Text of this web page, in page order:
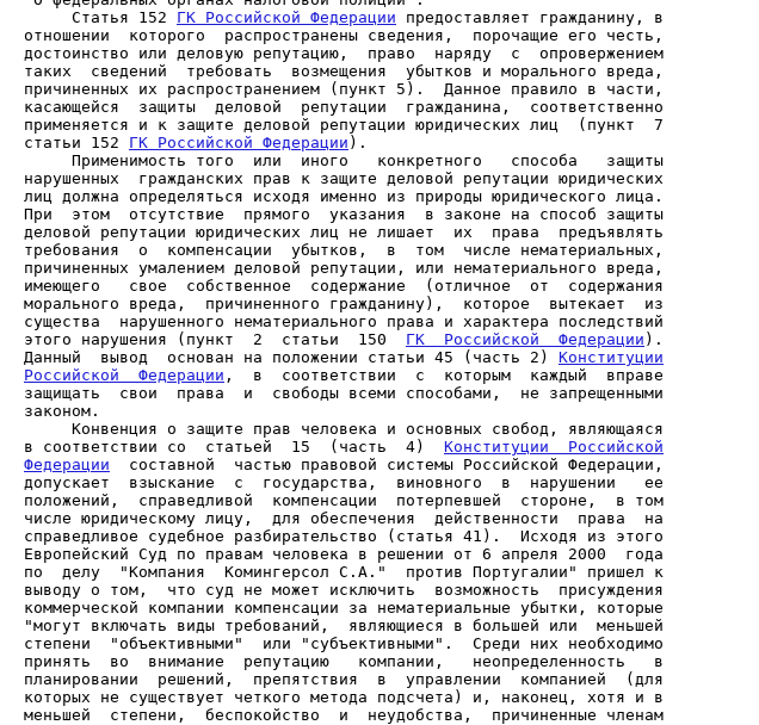
     Статья 152
ГК Российской Федерации предоставляет гражданину, в
отношении  которого  распространены сведения,  порочащие его честь,
достоинство или деловую репутацию,  право  наряду  с  опровержением
таких  сведений  требовать  возмещения  убытков и морального вреда,
причиненных их распространением (пункт 5).  Данное правило в части,
касающейся  защиты  деловой  репутации  гражданина,  соответственно
применяется и к защите деловой репутации юридических лиц  (пункт  7
статьи 152 ГК Российской Федерации
     Применимость того  или  иного   конкретного   способа   защиты
нарушенных  гражданских прав к защите деловой репутации юридических
лиц должна определяться исходя именно из природы юридического лица.
При  этом  отсутствие  прямого  указания  в законе на способ защиты
деловой репутации юридических лиц не лишает  их  права  предъявлять
требования  о  компенсации  убытков,  в  том  числе нематериальных,
причиненных умалением деловой репутации, или нематериального вреда,
имеющего   свое  собственное  содержание  (отличное  от  содержания
морального вреда,  причиненного гражданину),  которое  вытекает  из
существа  нарушенного нематериального права и характера последствий
этого нарушения (пункт  2  статьи  150 ГК  Российской  Федерации ).
Данный  вывод  основан на положении статьи 45 (часть 2) Конституции
Российской  Федерации ,  в  соответствии  с  которым  каждый  вправе
защищать  свои  права  и  свободы всеми способами,  не запрещенными
     Конвенция о защите прав человека и основных свобод, являющаяся
в соответствии со  статьей  15  (часть  4) Конституции  Российской
Федерации
  составной  частью правовой системы Российской Федерации,
допускает  взыскание  с  государства,  виновного  в  нарушении   ее
положений,  справедливой  компенсации  потерпевшей  стороне,  в том
числе юридическому лицу,  для обеспечения  действенности  права  на
справедливое судебное разбирательство (статья 41).  Исходя из этого
Европейский Суд по правам человека в решении от 6 апреля 2000  года
по  делу  "Компания  Комингерсол С.А."  против Португалии" пришел к
выводу о том,  что суд не может исключить  возможность  присуждения
коммерческой компании компенсации за нематериальные убытки, которые
"могут включать виды требований,  являющиеся в большей или  меньшей
степени  "объективными"  или "субъективными".  Среди них необходимо
принять  во  внимание  репутацию   компании,   неопределенность   в
планировании  решений,  препятствия  в  управлении  компанией  (для
которых не существует четкого метода подсчета) и, наконец, хотя и в
меньшей  степени,  беспокойство  и  неудобства,  причиненные членам